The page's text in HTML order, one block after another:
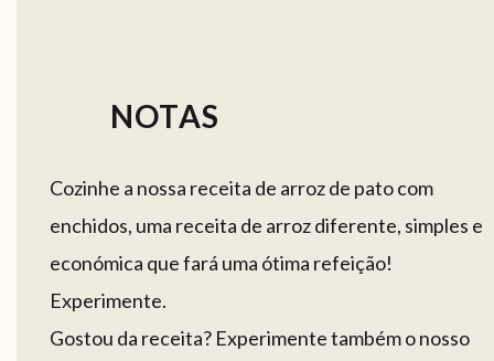
NOTAS
Cozinhe a nossa receita de arroz de pato com
enchidos, uma receita de arroz diferente, simples e
económica que fará uma ótima refeição!
Experimente.
Gostou da receita? Experimente também o nosso